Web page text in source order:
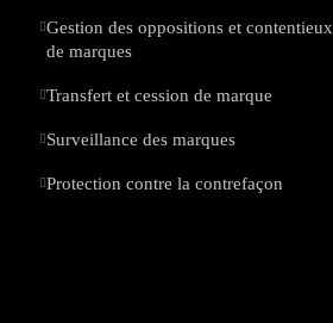
Gestion des oppositions et contentieux
de marques
Transfert et cession de marque
Surveillance des marques
Protection contre la contrefaçon